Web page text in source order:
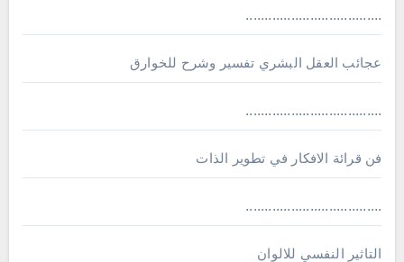
....................................
عجائب العقل البشري تفسير وشرح للخوارق
....................................
فن قرائة الافكار في تطوير الذات
....................................
التاثير النفسي للالوان